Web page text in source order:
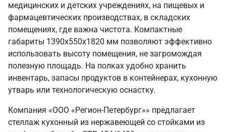
медицинских и детских учреждениях, на пищевых и
фармацевтических производствах, в складских
помещениях, где важна чистота. Компактные
габариты 1390х550х1820 мм позволяют эффективно
использовать высоту помещения, не загромождая
полезную площадь. На полках удобно хранить
инвентарь, запасы продуктов в контейнерах, кухонную
утварь или технологическую оснастку.
Компания «ООО «Регион-Петербург»» предлагает
стеллаж кухонный из нержавеющей со стойками из